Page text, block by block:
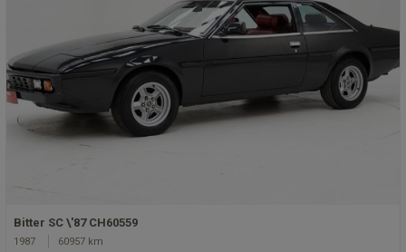
Bitter SC \'87 CH60559
1987 60957 km